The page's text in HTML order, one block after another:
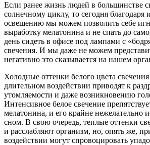
Если ранее жизнь людей в большинстве
солнечному циклу, то сегодня благодаря
освещению мы можем позволить себе
выработку мелатонина и не спать до
день сидеть в офисе под лампами с
свечения. И мы даже не можем
негативно это сказывается на нашем
Холодные оттенки белого цвета
длительном воздействии приводят к
утомляемости и даже возникновению
Интенсивное белое свечение
мелатонина, и его крайне нежелательно
сном. В свою очередь, теплые оттенки
и расслабляют организм, но, опять же,
воздействии могут спровоцировать